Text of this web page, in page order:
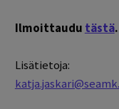
Ilmoittaudu tästä.
Lisätietoja: